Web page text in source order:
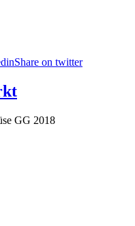
Share on twitter